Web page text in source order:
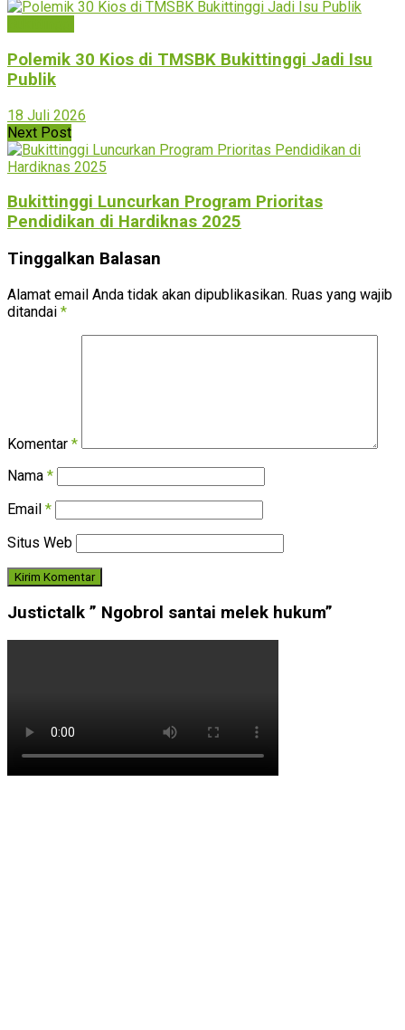
Polemik 30 Kios di TMSBK Bukittinggi Jadi Isu
Publik
18 Juli 2026
Next Post
Bukittinggi Luncurkan Program Prioritas
Pendidikan di Hardiknas 2025
Tinggalkan Balasan
Alamat email Anda tidak akan dipublikasikan. Ruas yang wajib
ditandai *
Komentar *
Nama *
Email *
Situs Web
Justictalk ” Ngobrol santai melek hukum”